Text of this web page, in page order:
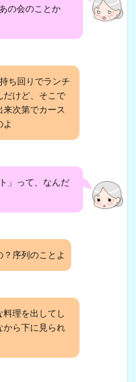
の会のことか
ち回りでランチ
だけど、そこで
来次第でカース
よ
」って、なんだ
序列のことよ
料理を出してし
から下に見られ